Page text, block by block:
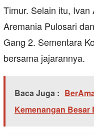
Timur. Selain itu,
Aremania Pulosari
Gang 2. Sementara
bersama jajarannya.
Baca Juga :
Kemenangan Besar